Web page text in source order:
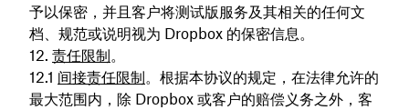
予以保密，并且客户将测试版服务及其相关的任何文
档、规范或说明视为 Dropbox 的保密信息。
责任限制。
间接责任限制。根据本协议的规定，在法律允许的
最大范围内，除 Dropbox 或客户的赔偿义务之外，客